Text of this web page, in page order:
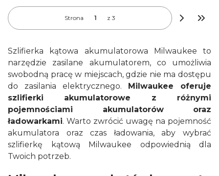
Strona z 3
Szlifierka kątowa akumulatorowa Milwaukee to
narzędzie zasilane akumulatorem, co umożliwia
swobodną pracę w miejscach, gdzie nie ma dostępu
do zasilania elektrycznego. Milwaukee oferuje
szlifierki akumulatorowe z różnymi
pojemnościami akumulatorów oraz
ładowarkami. Warto zwrócić uwagę na pojemność
akumulatora oraz czas ładowania, aby wybrać
szlifierkę kątową Milwaukee odpowiednią dla
Twoich potrzeb.